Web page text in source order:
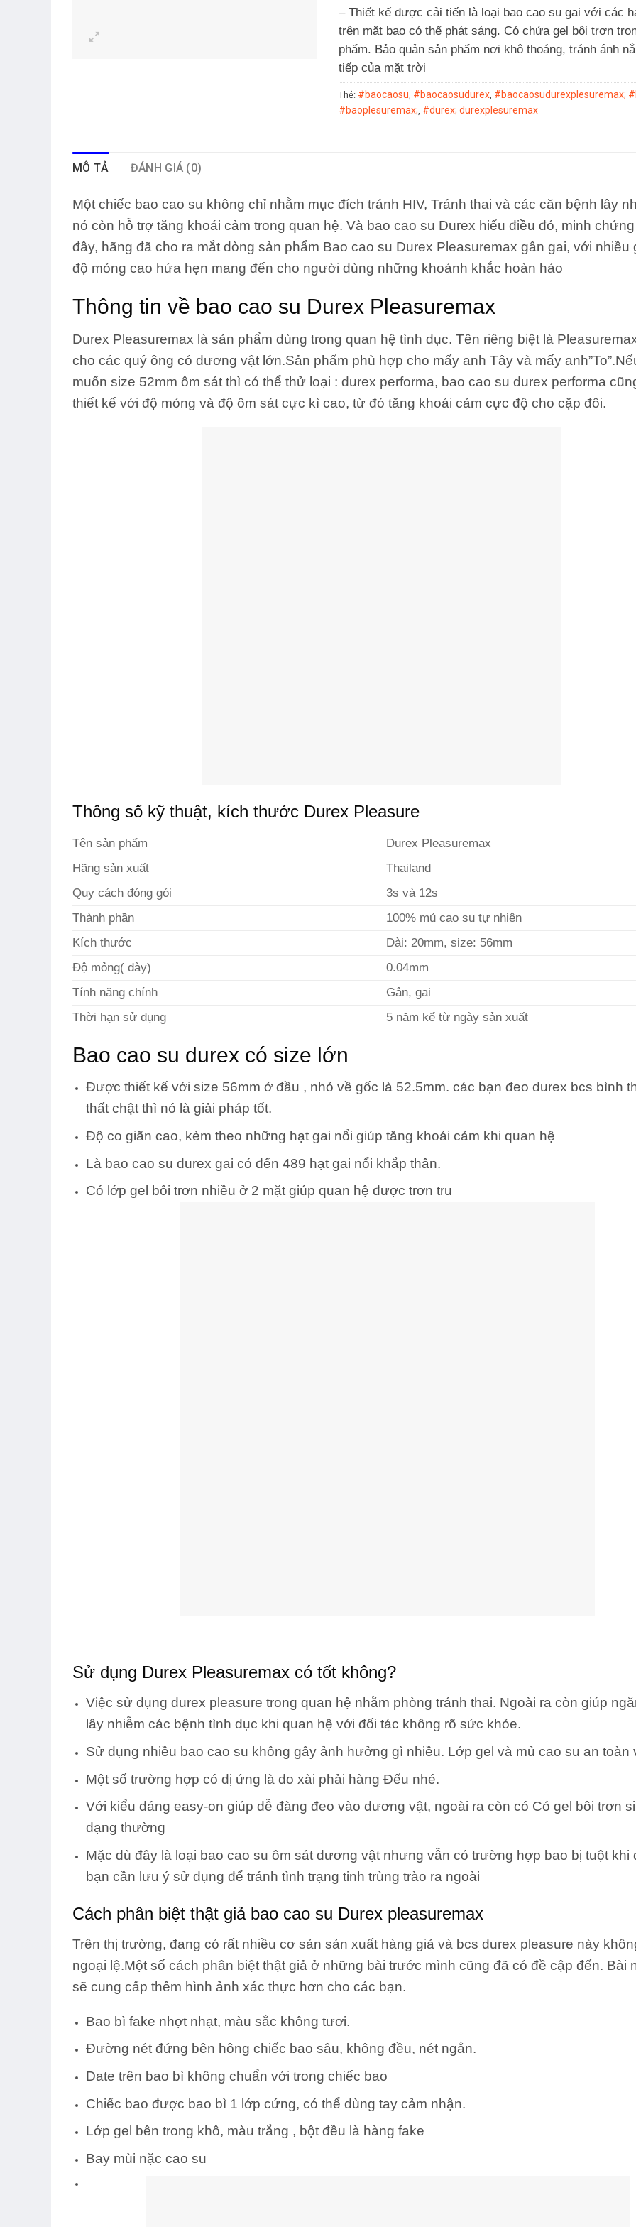
– Thiết kế được cải tiến là loại bao cao su gai với các
trên mặt bao có thể phát sáng. Có chứa gel bôi trơn
phẩm. Bảo quản sản phẩm nơi khô thoáng, tránh ánh
tiếp của mặt trời
Thẻ: #baocaosu #baocaosudurex #baocaosudurexplesuremax;
#baoplesuremax; #durex; durexplesuremax
MÔ TẢ ĐÁNH GIÁ (0)
Một chiếc bao cao su không chỉ nhằm mục đích tránh HIV, Tránh thai và các căn bệnh lây
nó còn hỗ trợ tăng khoái cảm trong quan hệ. Và bao cao su Durex hiểu điều đó, minh
đây, hãng đã cho ra mắt dòng sản phẩm Bao cao su Durex Pleasuremax gân gai, với nhiều
độ mỏng cao hứa hẹn mang đến cho người dùng những khoảnh khắc hoàn hảo
Thông tin về bao cao su Durex Pleasuremax
Durex Pleasuremax là sản phẩm dùng trong quan hệ tình dục. Tên riêng biệt là
cho các quý ông có dương vật lớn.Sản phẩm phù hợp cho mấy anh Tây và mấy
muốn size 52mm ôm sát thì có thể thử loại : durex performa, bao cao su durex performa
thiết kế với độ mỏng và độ ôm sát cực kì cao, từ đó tăng khoái cảm cực độ cho cặp đôi.
Thông số kỹ thuật, kích thước Durex Pleasure
Tên sản phẩm
Durex Pleasuremax
Hãng sản xuất
Thailand
Quy cách đóng gói
3s và 12s
Thành phần
100% mủ cao su tự nhiên
Kích thước
Dài: 20mm, size: 56mm
Độ mỏng( dày)
0.04mm
Tính năng chính
Gân, gai
Thời hạn sử dụng
5 năm kể từ ngày sản xuất
Bao cao su durex có size lớn
Được thiết kế với size 56mm ở đầu , nhỏ về gốc là 52.5mm. các bạn đeo durex bcs bình
thất chật thì nó là giải pháp tốt.
Độ co giãn cao, kèm theo những hạt gai nổi giúp tăng khoái cảm khi quan hệ
Là bao cao su durex gai có đến 489 hạt gai nổi khắp thân.
Có lớp gel bôi trơn nhiều ở 2 mặt giúp quan hệ được trơn tru
Sử dụng Durex Pleasuremax có tốt không?
Việc sử dụng durex pleasure trong quan hệ nhằm phòng tránh thai. Ngoài ra còn giúp
lây nhiễm các bệnh tình dục khi quan hệ với đối tác không rõ sức khỏe.
Sử dụng nhiều bao cao su không gây ảnh hưởng gì nhiều. Lớp gel và mủ cao su an toàn
Một số trường hợp có dị ứng là do xài phải hàng Đểu nhé.
Với kiểu dáng easy-on giúp dễ đàng đeo vào dương vật, ngoài ra còn có Có gel bôi trơn
dạng thường
Mặc dù đây là loại bao cao su ôm sát dương vật nhưng vẫn có trường hợp bao bị tuột khi
bạn cần lưu ý sử dụng để tránh tình trạng tinh trùng trào ra ngoài
Cách phân biệt thật giả bao cao su Durex pleasuremax
Trên thị trường, đang có rất nhiều cơ sản sản xuất hàng giả và bcs durex pleasure này
ngoại lệ.Một số cách phân biệt thật giả ở những bài trước mình cũng đã có đề cập đến. Bài
sẽ cung cấp thêm hình ảnh xác thực hơn cho các bạn.
Bao bì fake nhợt nhạt, màu sắc không tươi.
Đường nét đứng bên hông chiếc bao sâu, không đều, nét ngắn.
Date trên bao bì không chuẩn với trong chiếc bao
Chiếc bao được bao bì 1 lớp cứng, có thể dùng tay cảm nhận.
Lớp gel bên trong khô, màu trắng , bột đều là hàng fake
Bay mùi nặc cao su